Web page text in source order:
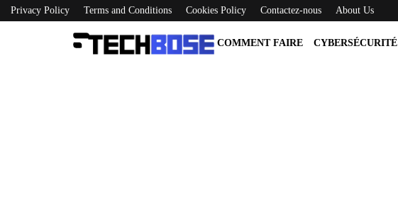
Privacy Policy Terms and Conditions Cookies Policy Contactez-nous About Us
COMMENT FAIRE CYBERSÉCURITÉ